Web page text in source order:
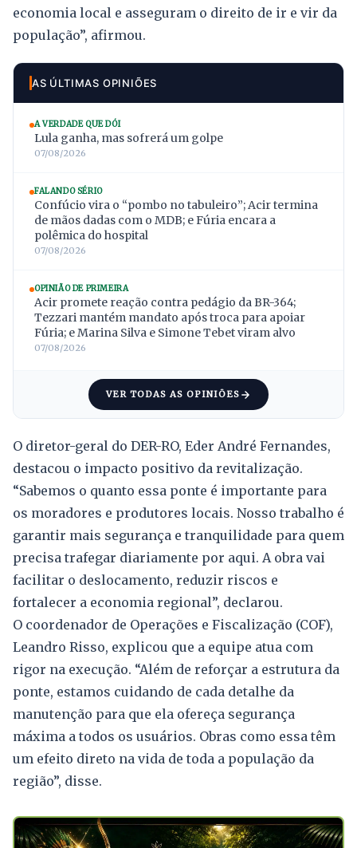
economia local e asseguram o direito de ir e vir da
população”, afirmou.
AS ÚLTIMAS OPINIÕES
A VERDADE QUE DÓI
Lula ganha, mas sofrerá um golpe
07/08/2026
FALANDO SÉRIO
Confúcio vira o “pombo no tabuleiro”; Acir termina
de mãos dadas com o MDB; e Fúria encara a
polêmica do hospital
07/08/2026
OPINIÃO DE PRIMEIRA
Acir promete reação contra pedágio da BR-364;
Tezzari mantém mandato após troca para apoiar
Fúria; e Marina Silva e Simone Tebet viram alvo
07/08/2026
VER TODAS AS OPINIÕES
O diretor-geral do DER-RO, Eder André Fernandes,
destacou o impacto positivo da revitalização.
“Sabemos o quanto essa ponte é importante para
os moradores e produtores locais. Nosso trabalho é
garantir mais segurança e tranquilidade para quem
precisa trafegar diariamente por aqui. A obra vai
facilitar o deslocamento, reduzir riscos e
fortalecer a economia regional”, declarou.
O coordenador de Operações e Fiscalização (COF),
Leandro Risso, explicou que a equipe atua com
rigor na execução. “Além de reforçar a estrutura da
ponte, estamos cuidando de cada detalhe da
manutenção para que ela ofereça segurança
máxima a todos os usuários. Obras como essa têm
um efeito direto na vida de toda a população da
região”, disse.